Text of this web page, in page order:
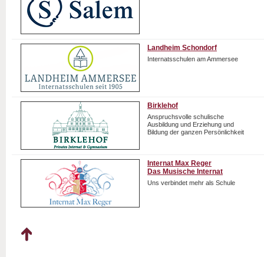
Landheim Schondorf
Internatsschulen am Ammersee
Birklehof
Anspruchsvolle schulische
Ausbildung und Erziehung und
Bildung der ganzen Persönlichkeit
Internat Max Reger
Das Musische Internat
Uns verbindet mehr als Schule